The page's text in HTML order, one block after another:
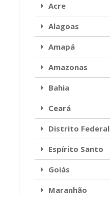
Acre
Alagoas
Amapá
Amazonas
Bahia
Ceará
Distrito Federal
Espírito Santo
Goiás
Maranhão